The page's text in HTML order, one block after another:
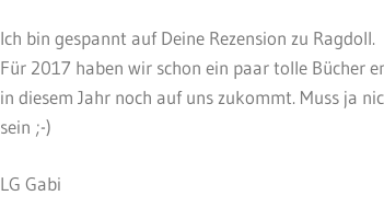
Ich bin gespannt auf Deine Rezension zu Ragdoll.
Für 2017 haben wir schon ein paar tolle Bücher
in diesem Jahr noch auf uns zukommt. Muss ja
sein ;-)
LG Gabi